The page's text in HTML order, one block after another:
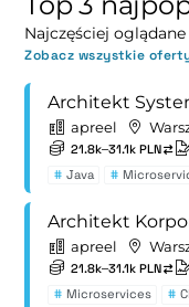
Najczęściej
Zobacz wszystkie
Architekt
apreel
21.8k–31.1k PLN
# Java #
Architekt
apreel
21.8k–31.1k PLN
# Microservices #